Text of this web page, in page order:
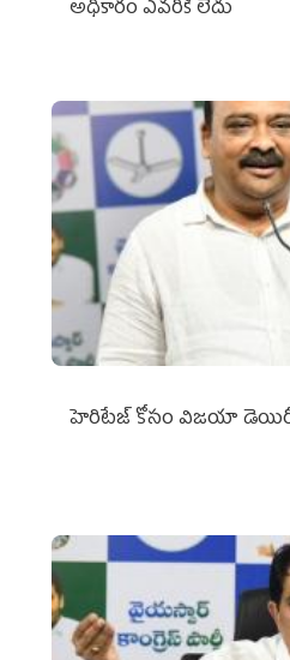
అధికారం ఎవరికీ లేదు
హెరిటేజ్ కోసం విజయా